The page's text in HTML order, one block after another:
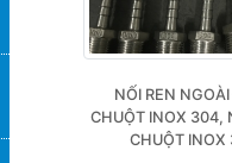
VÒNG BI NTN 6313ZZCM,
BẠC ĐẠN NTN 6313ZZCM